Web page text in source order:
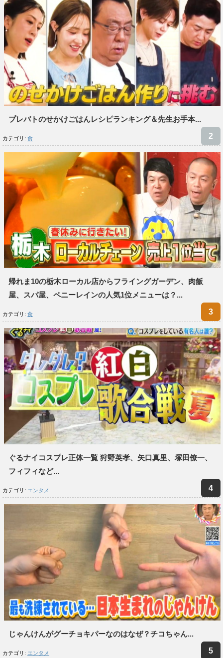
プレバトのせかけごはんレシピランキング＆先生お手本...
カテゴリ: 食
帰れま10の栃木ローカル店からフライングガーデン、肉飯
屋、スパ屋、ペニーレインの人気1位メニューは？...
カテゴリ: 食
ぐるナイコスプレ正体一覧 狩野英孝、矢口真里、塚田僚一、
フィフィなど...
カテゴリ: エンタメ
じゃんけんがグーチョキパーなのはなぜ？チコちゃん...
カテゴリ: エンタメ